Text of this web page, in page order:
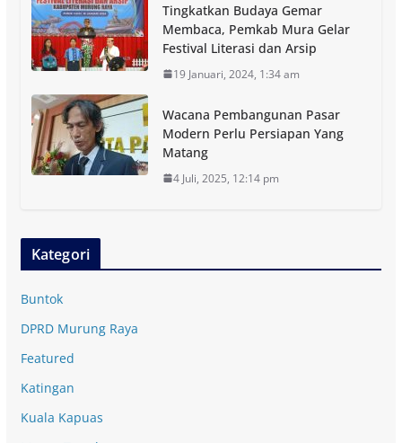
Tingkatkan Budaya Gemar
Membaca, Pemkab Mura Gelar
Festival Literasi dan Arsip
19 Januari, 2024, 1:34 am
Wacana Pembangunan Pasar
Modern Perlu Persiapan Yang
Matang
4 Juli, 2025, 12:14 pm
Kategori
Buntok
DPRD Murung Raya
Featured
Katingan
Kuala Kapuas